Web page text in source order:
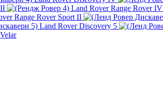
Land Rover Range Rover IV
Range Rover Sport II
Land Rover Discovery 5